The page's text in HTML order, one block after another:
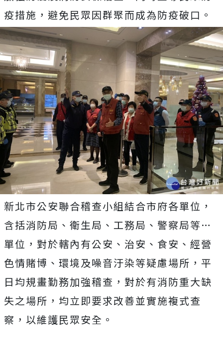
疫措施，避免民眾因群聚而成為防疫破口。
新北市公安聯合稽查小組結合市府各單位，
含括消防局、衛生局、工務局、警察局等…
單位，對於轄內有公安、治安、食安、經營
色情賭博、環境及噪音汙染等疑慮場所，平
日均規畫勤務加強稽查，對於有消防重大缺
失之場所，均立即要求改善並實施複式查
察，以維護民眾安全。